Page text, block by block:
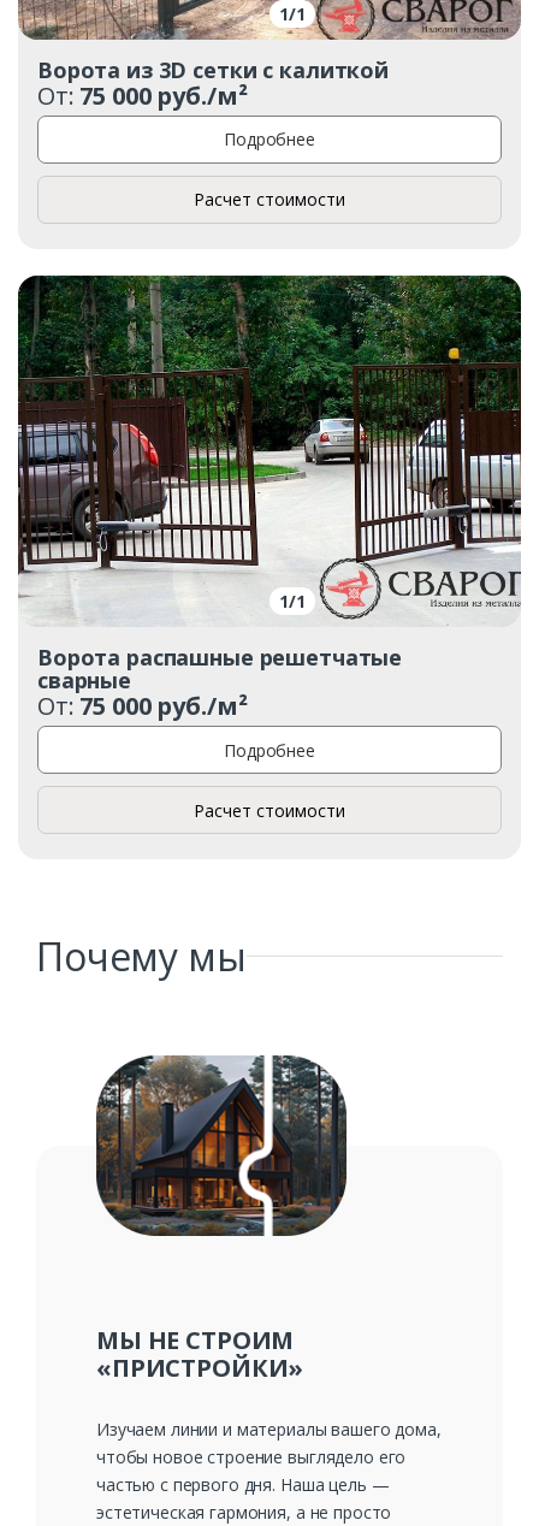
Заказать
1/1
Ворота из 3D сетки с калиткой
От: 75 000 руб./м²
Подробнее
Расчет стоимости
1/1
Ворота распашные решетчатые
сварные
От: 75 000 руб./м²
Подробнее
Расчет стоимости
Почему мы
МЫ НЕ СТРОИМ
«ПРИСТРОЙКИ»
Изучаем линии и материалы вашего дома,
чтобы новое строение выглядело его
частью с первого дня. Наша цель —
эстетическая гармония, а не просто